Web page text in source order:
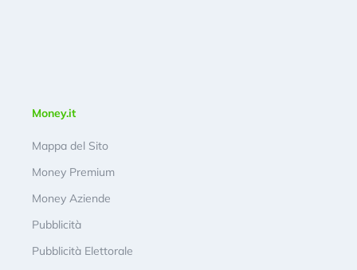
Money.it
Mappa del Sito
Money Premium
Money Aziende
Pubblicità
Pubblicità Elettorale